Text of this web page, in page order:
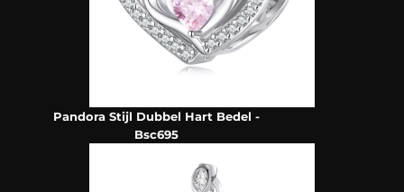
Pandora Stijl Dubbel Hart Bedel -
Bsc695